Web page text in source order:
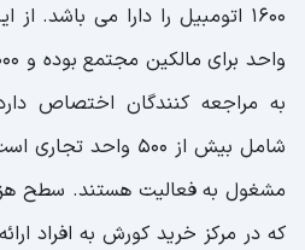
به مراجعه کنندگان اختصاص
شامل بیش از 500
مشغول به فعالیت هستند. سطح
که در مرکز خرید کورش به افراد